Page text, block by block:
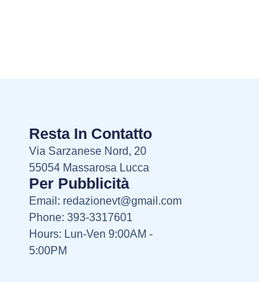
Resta In Contatto
Via Sarzanese Nord, 20
55054 Massarosa Lucca
Per Pubblicità
Email: redazionevt@gmail.com
Phone: 393-3317601
Hours: Lun-Ven 9:00AM -
5:00PM